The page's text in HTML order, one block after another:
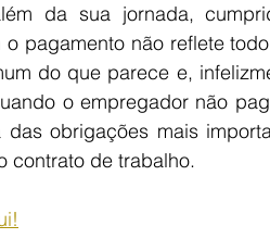
da sua jornada,
o pagamento não reflete
do que parece e,
o empregador não
obrigações mais
contrato de trabalho.